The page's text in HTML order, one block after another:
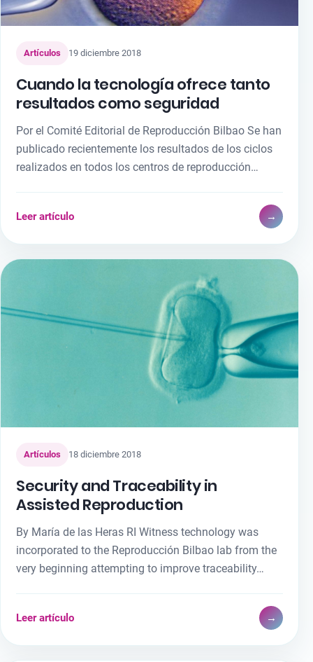
Artículos 19 diciembre 2018
Cuando la tecnología ofrece tanto
resultados como seguridad
Por el Comité Editorial de Reproducción Bilbao Se han
publicado recientemente los resultados de los ciclos
realizados en todos los centros de reproducción…
Leer artículo →
Artículos 18 diciembre 2018
Security and Traceability in
Assisted Reproduction
By María de las Heras RI Witness technology was
incorporated to the Reproducción Bilbao lab from the
very beginning attempting to improve traceability…
Leer artículo →